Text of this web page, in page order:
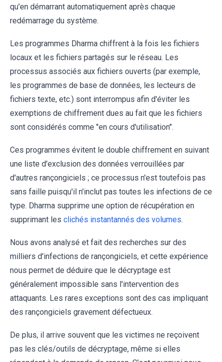
qu'en démarrant automatiquement après chaque
redémarrage du système.
Les programmes Dharma chiffrent à la fois les fichiers
locaux et les fichiers partagés sur le réseau. Les
processus associés aux fichiers ouverts (par exemple,
les programmes de base de données, les lecteurs de
fichiers texte, etc.) sont interrompus afin d'éviter les
exemptions de chiffrement dues au fait que les fichiers
sont considérés comme "en cours d'utilisation".
Ces programmes évitent le double chiffrement en suivant
une liste d'exclusion des données verrouillées par
d'autres rançongiciels ; ce processus n'est toutefois pas
sans faille puisqu'il n'inclut pas toutes les infections de ce
type. Dharma supprime une option de récupération en
supprimant les clichés instantannés des volumes.
Nous avons analysé et fait des recherches sur des
milliers d'infections de rançongiciels, et cette expérience
nous permet de déduire que le décryptage est
généralement impossible sans l'intervention des
attaquants. Les rares exceptions sont des cas impliquant
des rançongiciels gravement défectueux.
De plus, il arrive souvent que les victimes ne reçoivent
pas les clés/outils de décryptage, même si elles